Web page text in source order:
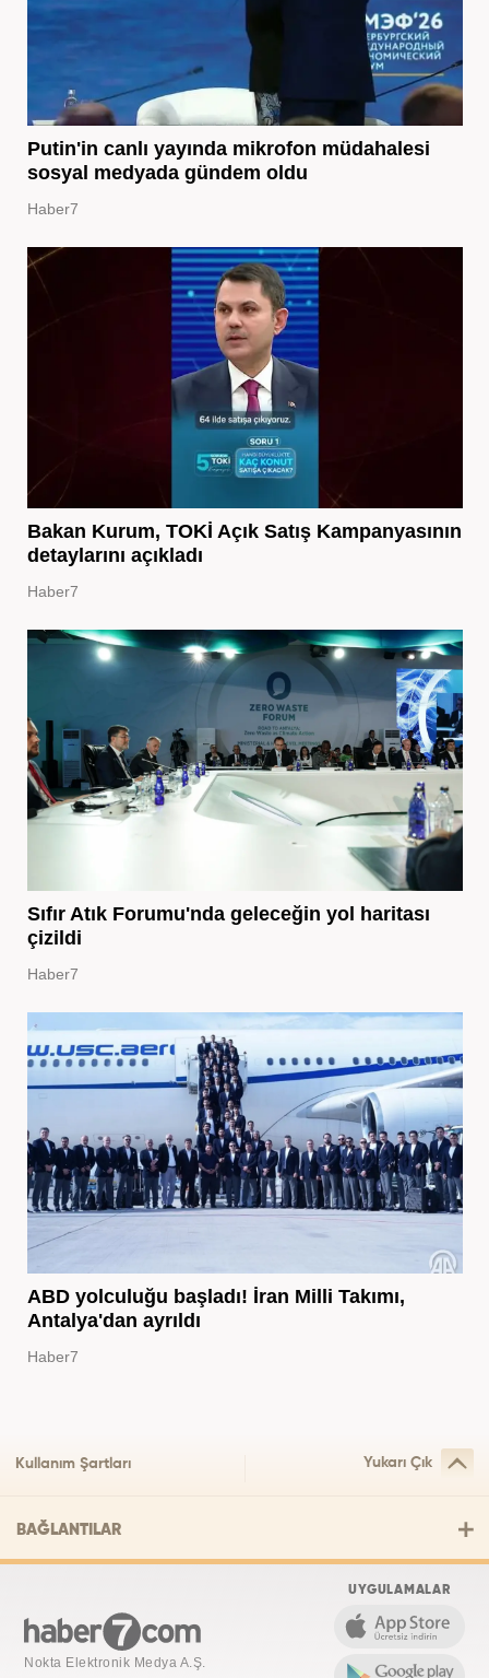
Putin'in canlı yayında mikrofon müdahalesi
sosyal medyada gündem oldu
Haber7
Bakan Kurum, TOKİ Açık Satış Kampanyasının
detaylarını açıkladı
Haber7
Sıfır Atık Forumu'nda geleceğin yol haritası
çizildi
Haber7
ABD yolculuğu başladı! İran Milli Takımı,
Antalya'dan ayrıldı
Haber7
Kullanım Şartları Yukarı Çık
BAĞLANTILAR
Nokta Elektronik Medya A.Ş.
UYGULAMALAR